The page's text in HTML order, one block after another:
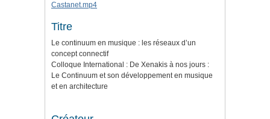
Castanet.mp4
Titre
Le continuum en musique : les réseaux d’un
concept connectif
Colloque International : De Xenakis à nos jours :
Le Continuum et son développement en musique
et en architecture